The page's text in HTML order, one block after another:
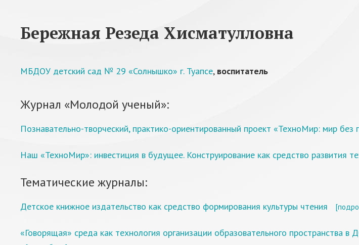
Бережная Резеда Хисматулловна
МБДОУ детский сад № 29 «Солнышко» г. Туапсе, воспитатель
Журнал «Молодой ученый»:
Познавательно-творческий, практико-ориентированный проект «ТехноМир: мир без
Наш «ТехноМир»: инвестиция в будущее. Конструирование как средство развития
Тематические журналы:
Детское книжное издательство как средство формирования культуры чтения
«Говорящая» среда как технология организации образовательного пространства в